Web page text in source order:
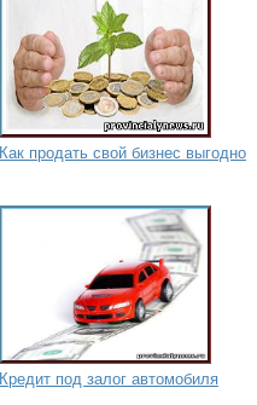
Как продать свой бизнес выгодно
Кредит под залог автомобиля